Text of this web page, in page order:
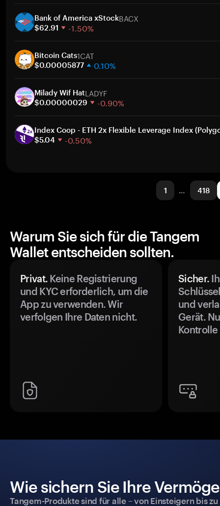
30 Tage
Marktkapitalisierung
Bank of America xStockBACX
$62.91 -1.50%
30 Tage
Marktkapitalisierung
Bitcoin Cats1CAT
$0.00005877 0.10%
30 Tage
Marktkapitalisierung
Milady Wif HatLADYF
$0.00000029 -0.90%
30 Tage
Marktkapitalisierung
Index Coop - ETH 2x Flexible Leverage Index
$5.04
-0.50%
1 … 418
Warum Sie sich für die Tangem
Wallet entscheiden sollten.
Privat. Keine Registrierung
und KYC erforderlich, um die
App zu verwenden. Wir
verfolgen Ihre Daten nicht.
Sicher.
und
Gerät.
Wie sichern Sie Ihre
Tangem-Produkte sind für alle – von Einsteigern bis